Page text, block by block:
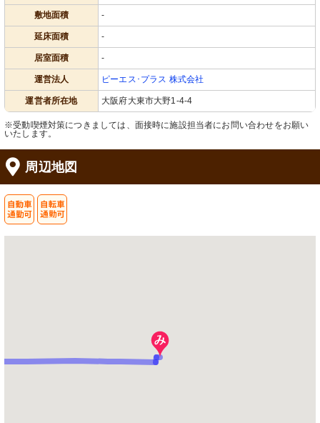
敷地面積 -
延床面積 -
居室面積 -
運営法人 ピーエス･プラス 株式会社
運営者所在地 大阪府大東市大野1-4-4
※受動喫煙対策につきましては、面接時に施設担当者にお問い合わせをお願い
いたします。
周辺地図